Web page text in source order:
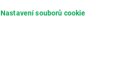
Nastavení souborů cookie